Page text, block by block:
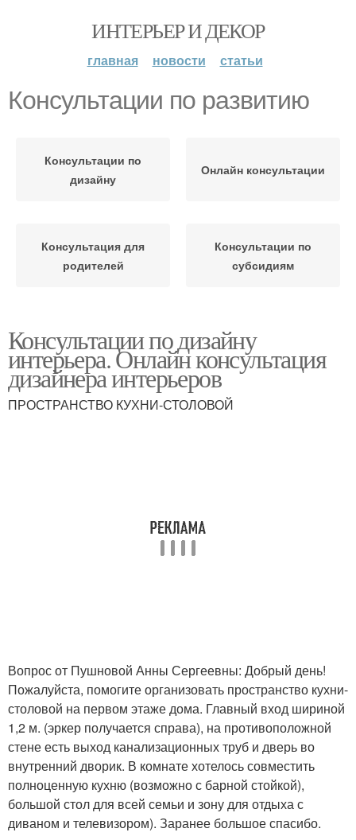
ИНТЕРЬЕР И ДЕКОР
главная новости статьи
Консультации по развитию
Консультации по
дизайну
Онлайн консультации
Консультация для
родителей
Консультации по
субсидиям
Консультации по дизайну
интерьера. Онлайн консультация
дизайнера интерьеров
ПРОСТРАНСТВО КУХНИ-СТОЛОВОЙ
Вопрос от Пушновой Анны Сергеевны: Добрый день!
Пожалуйста, помогите организовать пространство кухни-
столовой на первом этаже дома. Главный вход шириной
1,2 м. (эркер получается справа), на противоположной
стене есть выход канализационных труб и дверь во
внутренний дворик. В комнате хотелось совместить
полноценную кухню (возможно с барной стойкой),
большой стол для всей семьи и зону для отдыха с
диваном и телевизором). Заранее большое спасибо.